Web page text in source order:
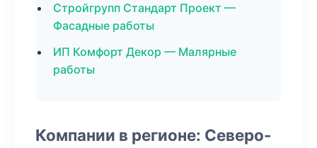
Стройгрупп Стандарт Проект —
Фасадные работы
ИП Комфорт Декор — Малярные
работы
Компании в регионе: Северо-